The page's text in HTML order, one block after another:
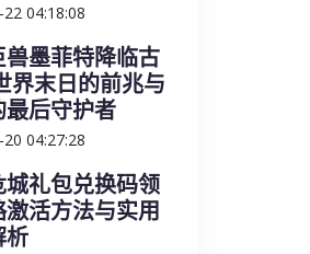
04:18:08
兽墨菲特降临古
界末日的前兆与
最后守护者
04:27:28
城礼包兑换码领
活方法与实用
析